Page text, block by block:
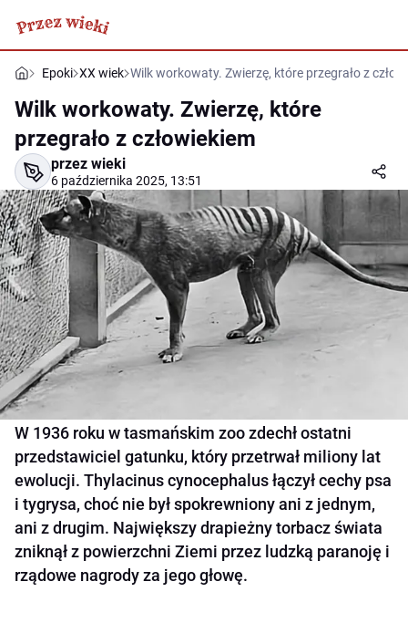
Epoki XX wiek Wilk workowaty. Zwierzę, które przegrało z
Wilk workowaty. Zwierzę, które
przegrało z człowiekiem
przez wieki
6 października 2025, 13:51
W 1936 roku w tasmańskim zoo zdechł ostatni
przedstawiciel gatunku, który przetrwał miliony lat
ewolucji. Thylacinus cynocephalus łączył cechy psa
i tygrysa, choć nie był spokrewniony ani z jednym,
ani z drugim. Największy drapieżny torbacz świata
zniknął z powierzchni Ziemi przez ludzką paranoję i
rządowe nagrody za jego głowę.